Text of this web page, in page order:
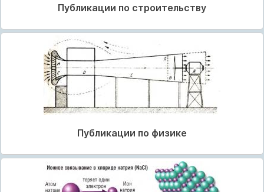
Публикации по строительству
Публикации по физике